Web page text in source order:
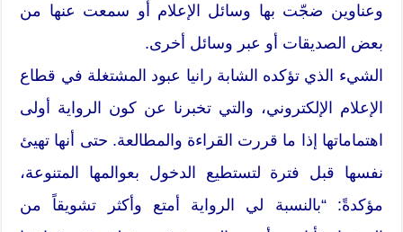
وعناوين ضجّت بها وسائل الإعلام أو سمعت عنها من
بعض الصديقات أو عبر وسائل أخرى.
الشيء الذي تؤكده الشابة رانيا عبود المشتغلة في قطاع
الإعلام الإلكتروني، والتي تخبرنا عن كون الرواية أولى
اهتماماتها إذا ما قررت القراءة والمطالعة. حتى أنها تهيئ
نفسها قبل فترة لتستطيع الدخول بعوالمها المتنوعة،
مؤكدةً: “بالنسبة لي الرواية أمتع وأكثر تشويقاً من